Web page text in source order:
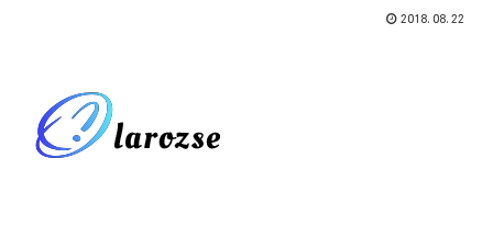
2018.08.22